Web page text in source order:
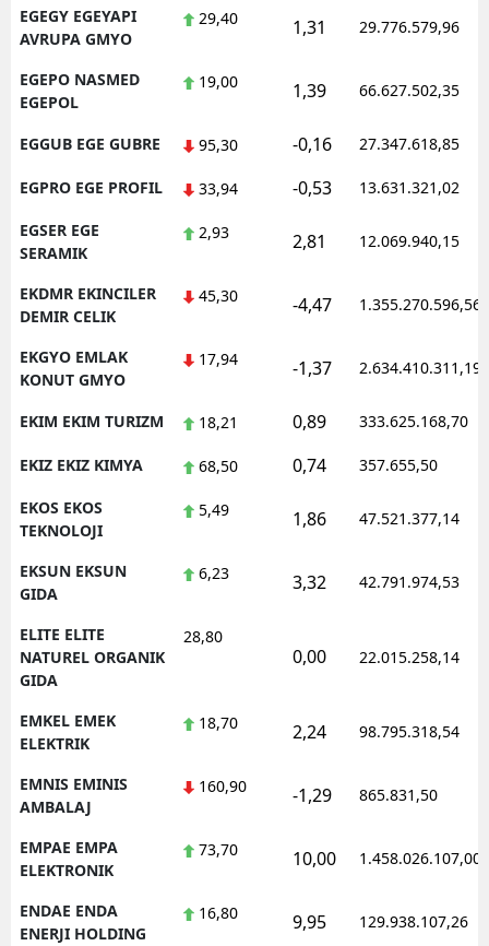
EGEGY EGEYAPI
AVRUPA GMYO
29,40 1,31 29.776.579,96
EGEPO NASMED
EGEPOL
19,00 1,39 66.627.502,35
EGGUB EGE GUBRE 95,30 -0,16 27.347.618,85
EGPRO EGE PROFIL 33,94 -0,53 13.631.321,02
EGSER EGE
SERAMIK
2,93 2,81 12.069.940,15
EKDMR EKINCILER
DEMIR CELIK
45,30 -4,47 1.355.270.596,56
EKGYO EMLAK
KONUT GMYO
17,94 -1,37 2.634.410.311,19
EKIM EKIM TURIZM 18,21 0,89 333.625.168,70
EKIZ EKIZ KIMYA 68,50 0,74 357.655,50
EKOS EKOS
TEKNOLOJI
5,49 1,86 47.521.377,14
EKSUN EKSUN
GIDA
6,23 3,32 42.791.974,53
ELITE ELITE
NATUREL ORGANIK
GIDA
28,80
0,00 22.015.258,14
EMKEL EMEK
ELEKTRIK
18,70 2,24 98.795.318,54
EMNIS EMINIS
AMBALAJ
160,90 -1,29 865.831,50
EMPAE EMPA
ELEKTRONIK
73,70 10,00 1.458.026.107,00
ENDAE ENDA
ENERJI HOLDING
16,80 9,95 129.938.107,26